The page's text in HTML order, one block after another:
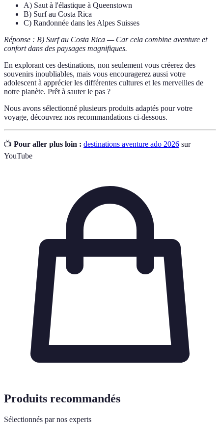
A) Saut à l'élastique à Queenstown
B) Surf au Costa Rica
C) Randonnée dans les Alpes Suisses
Réponse : B) Surf au Costa Rica — Car cela combine aventure et
confort dans des paysages magnifiques.
En explorant ces destinations, non seulement vous créerez des
souvenirs inoubliables, mais vous encouragerez aussi votre
adolescent à apprécier les différentes cultures et les merveilles de
notre planète. Prêt à sauter le pas ?
Nous avons sélectionné plusieurs produits adaptés pour votre
voyage, découvrez nos recommandations ci-dessous.
📺 Pour aller plus loin : destinations aventure ado 2026 sur
YouTube
Produits recommandés
Sélectionnés par nos experts